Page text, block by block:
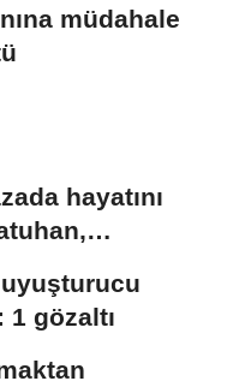
müdahale
hayatını
uyuşturucu
gözaltı